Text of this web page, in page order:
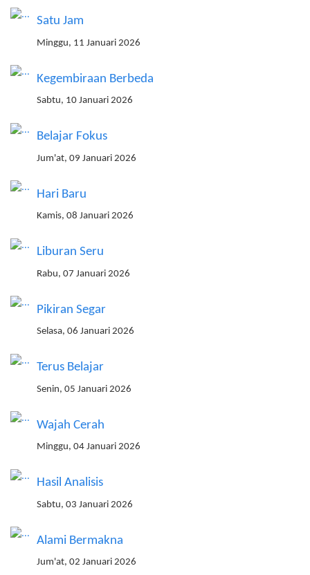
Satu Jam
Minggu, 11 Januari 2026
Kegembiraan Berbeda
Sabtu, 10 Januari 2026
Belajar Fokus
Jum'at, 09 Januari 2026
Hari Baru
Kamis, 08 Januari 2026
Liburan Seru
Rabu, 07 Januari 2026
Pikiran Segar
Selasa, 06 Januari 2026
Terus Belajar
Senin, 05 Januari 2026
Wajah Cerah
Minggu, 04 Januari 2026
Hasil Analisis
Sabtu, 03 Januari 2026
Alami Bermakna
Jum'at, 02 Januari 2026